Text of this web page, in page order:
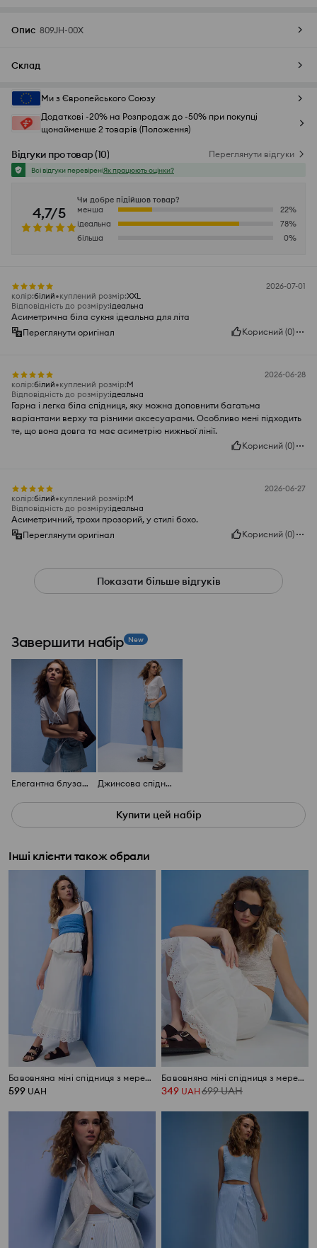
Опис 809JH-00X
Склад
Ми з Європейського Союзу
Додаткові -20% на Розпродаж до -50% при покупці
щонайменше 2 товарів (Положення)
Відгуки про товар(10) Переглянути відгуки
Всі відгуки перевіреніЯк працюють оцінки?
4,7/5
Чи добре підійшов товар?
менша
22%
ідеальна
78%
більша
0%
2026-07-01
колір:білий куплений розмір:XXL
Відповідність до розміру:ідеальна
Асиметрична біла сукня ідеальна для літа
Переглянути оригінал
Корисний (0)
2026-06-28
колір:білий куплений розмір:M
Відповідність до розміру:ідеальна
Гарна і легка біла спідниця, яку можна доповнити багатьма
варіантами верху та різними аксесуарами. Особливо мені підходить
те, що вона довга та має асиметрію нижньої лінії.
Корисний (0)
2026-06-27
колір:білий куплений розмір:M
Відповідність до розміру:ідеальна
Асиметричний, трохи прозорий, у стилі бохо.
Переглянути оригінал
Корисний (0)
Показати більше відгуків
Завершити набір New
Елегантна блуза з декоративними зав'язками Джинсова спідниця з ефектом вицвітання
Купити цей набір
Інші клієнти також обрали
Бавовняна міні спідниця з мереживними елементами
599 UAH
Бавовняна міні спідниця з мереживними елементами
349 UAH 699UAH